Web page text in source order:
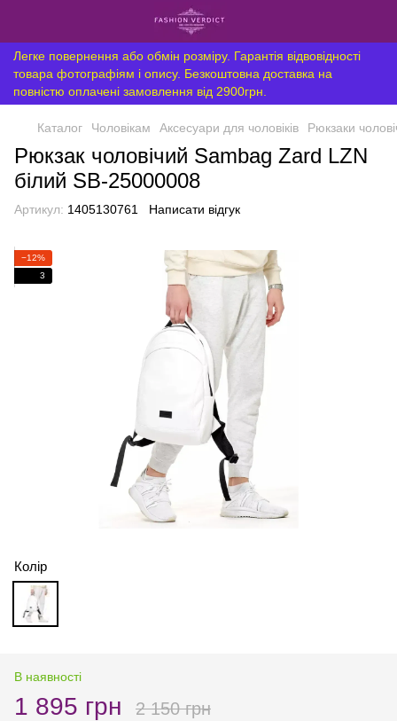
Легке повернення або обмін розміру. Гарантія відвовідності
товара фотографіям і опису. Безкоштовна доставка на
повністю оплачені замовлення від 2900грн.
Каталог Чоловікам Аксесуари для чоловіків Рюкзаки
Рюкзак чоловічий Sambag Zard LZN
білий SB-25000008
Артикул: 1405130761 Написати відгук
−12%
3
Колір
В наявності
1 895 грн 2 150 грн